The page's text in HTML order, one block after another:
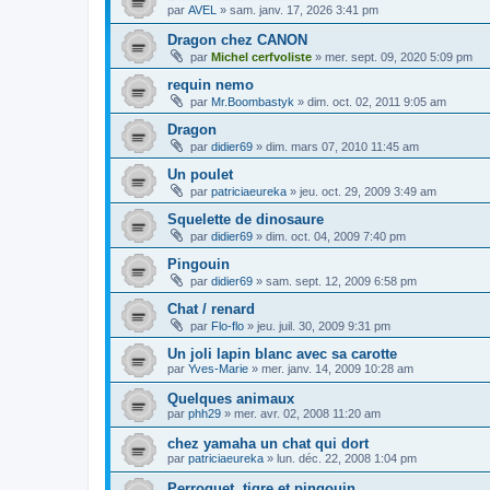
par AVEL » sam. janv. 17, 2026 3:41 pm
Dragon chez CANON
par Michel cerfvoliste » mer. sept. 09, 2020 5:09 pm
requin nemo
par Mr.Boombastyk » dim. oct. 02, 2011 9:05 am
Dragon
par didier69 » dim. mars 07, 2010 11:45 am
Un poulet
par patriciaeureka » jeu. oct. 29, 2009 3:49 am
Squelette de dinosaure
par didier69 » dim. oct. 04, 2009 7:40 pm
Pingouin
par didier69 » sam. sept. 12, 2009 6:58 pm
Chat / renard
par Flo-flo » jeu. juil. 30, 2009 9:31 pm
Un joli lapin blanc avec sa carotte
par Yves-Marie » mer. janv. 14, 2009 10:28 am
Quelques animaux
par phh29 » mer. avr. 02, 2008 11:20 am
chez yamaha un chat qui dort
par patriciaeureka » lun. déc. 22, 2008 1:04 pm